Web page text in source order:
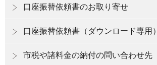
口座振替依頼書のお取り寄せ
口座振替依頼書（ダウンロード専用）
市税や諸料金の納付の問い合わせ先